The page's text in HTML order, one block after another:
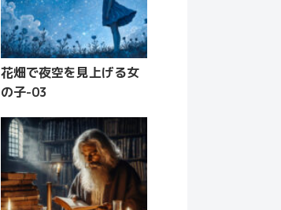
花畑で夜空を見上げる女
の子-03